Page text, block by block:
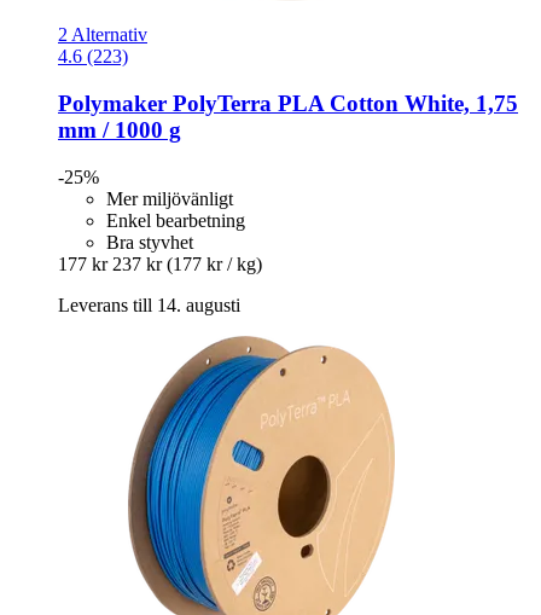
2 Alternativ
4.6 (223)
Polymaker PolyTerra PLA Cotton White, 1,75
mm / 1000 g
-25%
Mer miljövänligt
Enkel bearbetning
Bra styvhet
177 kr 237 kr (177 kr / kg)
Leverans till 14. augusti